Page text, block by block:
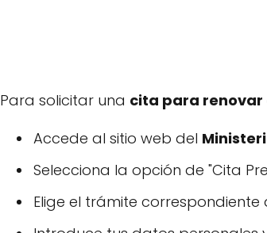
Para solicitar una cita para renovar
Accede al sitio web del
Selecciona la opción de "Cita
Elige el trámite correspondiente